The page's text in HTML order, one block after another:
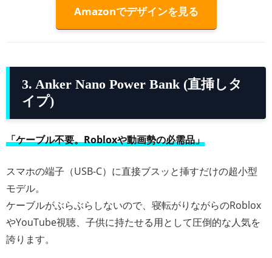
Amazonでデザインを見る
3. Anker Nano Power Bank (直挿しタ
イプ)
「ケーブル不要。Robloxや動画勢の必需品」
スマホの端子（USB-C）に直接ブスッと挿すだけの超小型
モデル。
ケーブルがぶらぶらしないので、寝転がりながらのRoblox
やYouTube視聴、子供に持たせる用として圧倒的な人気を
誇ります。